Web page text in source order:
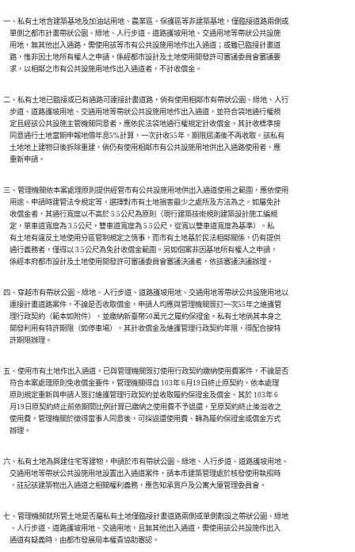
一、私有土地含建築基地及加油站用地、農業區、保護區等非建築基地，僅臨接道路兩側或
    單側之都市計畫帶狀公園、綠地、人行步道、道路護坡用地、交通用地等帶狀公共設施
    用地，無其他出入通路，需使用該等市有公共設施用地作出入通道；或雖已臨接計畫道
    路，惟非因土地所有權人之申請，係經都市設計及土地使用開發許可審議委員會審議要
    求，以相鄰之市有公共設施用地作出入通道者，不計收償金。
二、私有土地已臨接或已有通路可連接計畫道路，倘有使用相鄰市有帶狀公園、綠地、人行
    步道、道路護坡用地、交通用地等帶狀公共設施用地作出入通道，並符合袋地通行權規
    定且經該公共設施主管機關同意者，應依民法袋地通行權規定計收償金。其計收標準按
    同意通行土地當期申報地價年息5%計算，一次計收55年，期限屆滿後不再收取。該私有
    土地地上建物日後拆除重建，倘仍有使用相鄰市有公共設施用地供出入通路使用者，應
    重新申請。
三、管理機關依本案處理原則提供經管市有公共設施用地供出入通道使用之範圍，應依使用
    用途、申請時建管法令規定等，選擇對市有土地損害最少之處所及方法為之。如屬免計
    收償金者，其通行寬度以不高於 5.5公尺為原則（現行建築技術規則建築設計施工編規
    定，單車道寬度為 3.5公尺，雙車道寬度為 5.5公尺，從寬以雙車道寬度為基準）。私
    有土地有違反土地使用分區管制規定之情事，而市有土地基於民法相鄰關係，仍有提供
    通行義務者，僅得以 3.5公尺為免計收償金範圍。另如個案非因基地所有權人之申請，
    係經本府都市設計及土地使用開發許可審議委員會審議決議者，依該審議決議辦理。
四、穿越市有帶狀公園、綠地、人行步道、道路護坡用地、交通用地等帶狀公共設施用地以
    連接計畫道路案件，不論是否收取償金，申請人均應與管理機關簽訂一次55年之維護管
    理行政契約（範本如附件），並繳納新臺幣50萬元之履約保證金。私有土地倘其本身之
    開發利用有特許期限（如停車場），其計收償金及維護管理行政契約年限，得配合按特
    許期限辦理。
五、使用市有土地作出入通道，已與管理機關簽訂使用行政契約繳納使用費案件，不論是否
    符合本案處理原則免收償金要件，管理機關得自 103年 6月19日終止原契約，依本處理
    原則規定重新與申請人簽訂維護管理行政契約並收取履約保證金及償金。其於 103年 6
    月19日原契約終止前依期間比例計算已繳納之使用費不予退還，至原契約終止後溢收之
    使用費，管理機關於徵得當事人同意後，可採返還使用費、轉為履約保證金或償金方式
    辦理。
六、私有土地為興建住宅等建物，申請於市有帶狀公園、綠地、人行步道、道路護坡用地、
    交通用地等帶狀公共設施用地設置出入通道案件，請本市建築管理處於核發使用執照時
    ，註記該建築物出入通道之相關權利義務，應告知承買戶及公寓大廈管理委員會。
七、管理機關就所管土地是否屬私有土地僅臨接計畫道路兩側或單側劃設之帶狀公園、綠地
    、人行步道、道路護坡用地、交通用地，且無其他出入通道，需使用該公共設施作出入
    通道有疑義時，由都市發展局本權責協助審認。